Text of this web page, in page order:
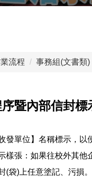
流程 事務組(文書類)
暨內部信封標
發單位】名稱標示，以
樣張：如果往校外其
(袋)上任意塗記、污損。